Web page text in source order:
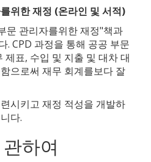
위한 재정 (온라인 및 서적)
문 관리자를위한 재정"책과
. CPD 과정을 통해 공공 부문
제표, 수입 및 지출 및 대차 대
으로써 재무 회계를보다 잘
시키고 재정 적성을 개발하
다.
하여